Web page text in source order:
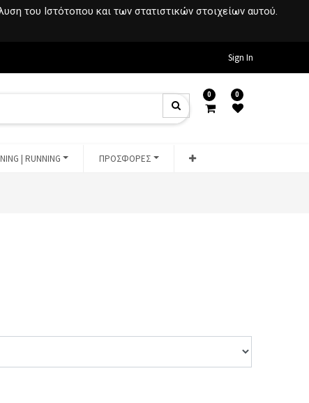
του Ιστότοπου και των στατιστικών στοιχείων αυτού.
Sign In
0 0
| RUNNING ΠΡΟΣΦΟΡΕΣ